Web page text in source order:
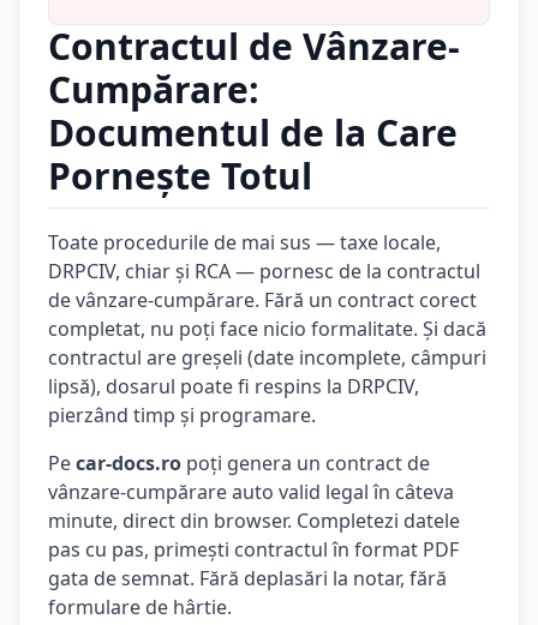
Contractul de Vânzare-
Cumpărare:
Documentul de la Care
Pornește Totul
Toate procedurile de mai sus — taxe locale,
DRPCIV, chiar și RCA — pornesc de la contractul
de vânzare-cumpărare. Fără un contract corect
completat, nu poți face nicio formalitate. Și dacă
contractul are greșeli (date incomplete, câmpuri
lipsă), dosarul poate fi respins la DRPCIV,
pierzând timp și programare.
Pecar-docs.ro poți genera un contract de
vânzare-cumpărare auto valid legal în câteva
minute, direct din browser. Completezi datele
pas cu pas, primești contractul în format PDF
gata de semnat. Fără deplasări la notar, fără
formulare de hârtie.